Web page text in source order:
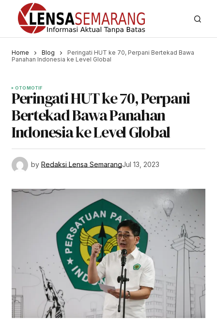
Home Blog
Peringati HUT ke 70, Perpani Bertekad Bawa
Panahan Indonesia ke Level Global
OTOMOTIF
Peringati HUT ke 70, Perpani
Bertekad Bawa Panahan
Indonesia ke Level Global
by Redaksi Lensa SemarangJul 13, 2023